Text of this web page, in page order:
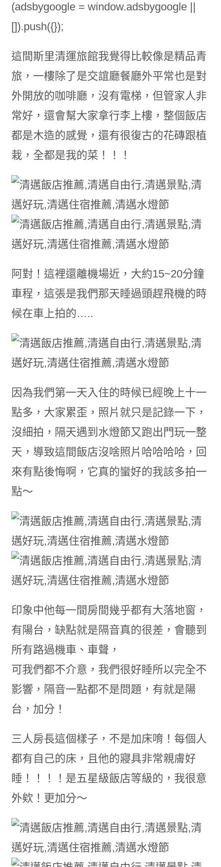
(adsbygoogle = window.adsbygoogle ||
[]).push({});
這間斯里清運旅館我覺得比較像是精品青
旅，一樓除了是交誼廳餐廳外平常也是對
外開放的咖啡廳，沒有電梯，但管家人非
常好，還會幫大家拿行李上樓，整個飯店
都是木造的感覺，還有很復古的花磚跟植
栽，全都是我的菜！！！
阿對！這裡還離機場近，大約15~20分鐘
車程，這張是我們那天睡過頭趕飛機的時
候在車上拍的…..
因為我們第一天入住的時候已經晚上十一
點多，大家累歪，照片就只是記錄一下，
沒細拍，隔天遇到水燈節又跑出門玩一整
天，導致這間飯店沒啥照片哈哈哈哈，回
來有點後悔啊，它真的蠻好的我該多拍一
點～
印象中他每一間房間幾乎都有大落地窗，
有陽台，缺點就是隔音真的很差，會聽到
所有路過機車、車聲，
可我們都不介意，我們很好睡所以完全不
影響，隔音一點都不是問題，有就是陽
台，加分！
三人房長這個樣子，不是加床唷！每個人
都有自己的床，且他的寢具非常親膚好
睡！！！！是五星級飯店等級的，我很意
外欸！更加分～